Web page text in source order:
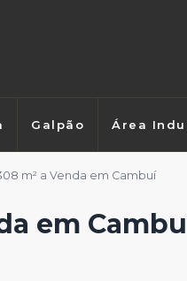
Galpão Área
m² a Venda em Cambuí
em